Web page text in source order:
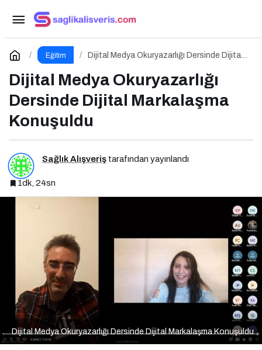
Eğitim
Dijital Medya Okuryazarlığı Dersinde Dijital
Dijital Medya Okuryazarlığı
Dersinde Dijital Markalaşma
Konuşuldu
Sağlık Alışveriş tarafından yayınlandı
1dk, 24sn
Dijital Medya Okuryazarlığı Dersinde Dijital Markalaşma Konuşuldu
Enformasyon Ekosisteminde Dezenformasyon
ve Çözüm Arayışları
Yorum Yap